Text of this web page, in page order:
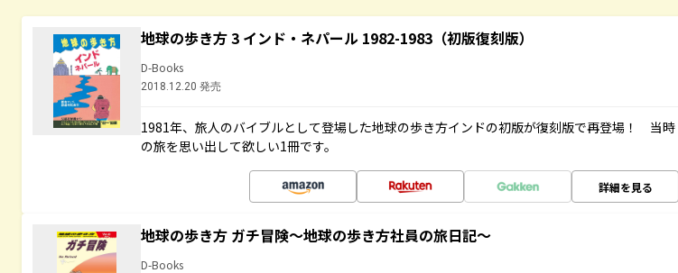
地球の歩き方 3 インド・ネパール 1982-1983（初版復刻版）
D-Books
2018.12.20 発売
1981年、旅人のバイブルとして登場した地球の歩き方インドの初版が復刻版で再登場！ 当時
の旅を思い出して欲しい1冊です。
詳細を見る
地球の歩き方 ガチ冒険～地球の歩き方社員の旅日記～
D-Books